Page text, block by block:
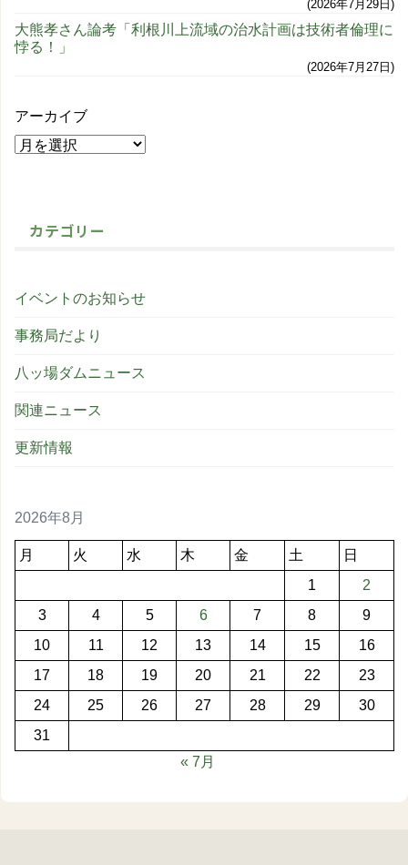
2026年7月29日
大熊孝さん論考「利根川上流域の治水計画は技術者倫理に
悖る！」
2026年7月27日
アーカイブ
カテゴリー
イベントのお知らせ
事務局だより
八ッ場ダムニュース
関連ニュース
更新情報
2026年8月
月 火 水 木 金 土
日
1
2
3
4 5 6 7 8
9
10
11 12 13 14 15
16
17
18 19 20 21 22
23
24
25 26 27 28 29
30
31
« 7月